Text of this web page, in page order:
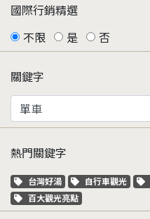
國際行銷精選
不限
是 否
關鍵字
熱門關鍵字
關鍵字標籤
台灣好湯 關鍵字標籤
自行車觀光
關鍵字標籤
百大觀光亮點